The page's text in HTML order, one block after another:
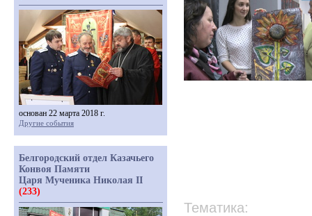
Тематика:
основан 22 марта 2018 г.
Другие события
Белгородский отдел Казачьего
Конвоя Памяти
Царя Мученика Николая II
(233)